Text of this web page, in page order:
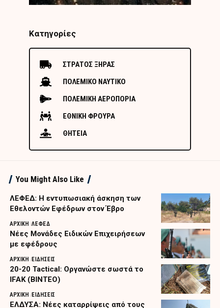
Κατηγορίες
ΣΤΡΑΤΟΣ ΞΗΡΑΣ
ΠΟΛΕΜΙΚΟ ΝΑΥΤΙΚΟ
ΠΟΛΕΜΙΚΗ ΑΕΡΟΠΟΡΙΑ
ΕΘΝΙΚΗ ΦΡΟΥΡΑ
ΘΗΤΕΙΑ
You Might Also Like
ΛΕΦΕΔ: Η εντυπωσιακή άσκηση των
Εθελοντών Εφέδρων στον Έβρο
ΑΡΧΙΚΗ ΛΕΦΕΔ
Nέες Μονάδες Ειδικών Επιχειρήσεων
με εφέδρους
ΑΡΧΙΚΗ ΕΙΔΗΣΕΙΣ
20-20 Tactical: Οργανώστε σωστά το
IFAK (ΒΙΝΤΕΟ)
ΑΡΧΙΚΗ ΕΙΔΗΣΕΙΣ
ΕΛΔΥΣΑ: Νέες καταρρίψεις από τους